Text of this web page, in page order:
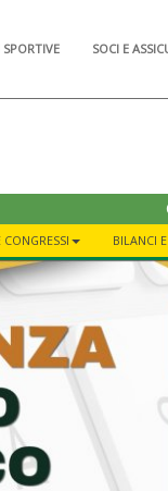
SOCI E
CONGRESSI BILANCI